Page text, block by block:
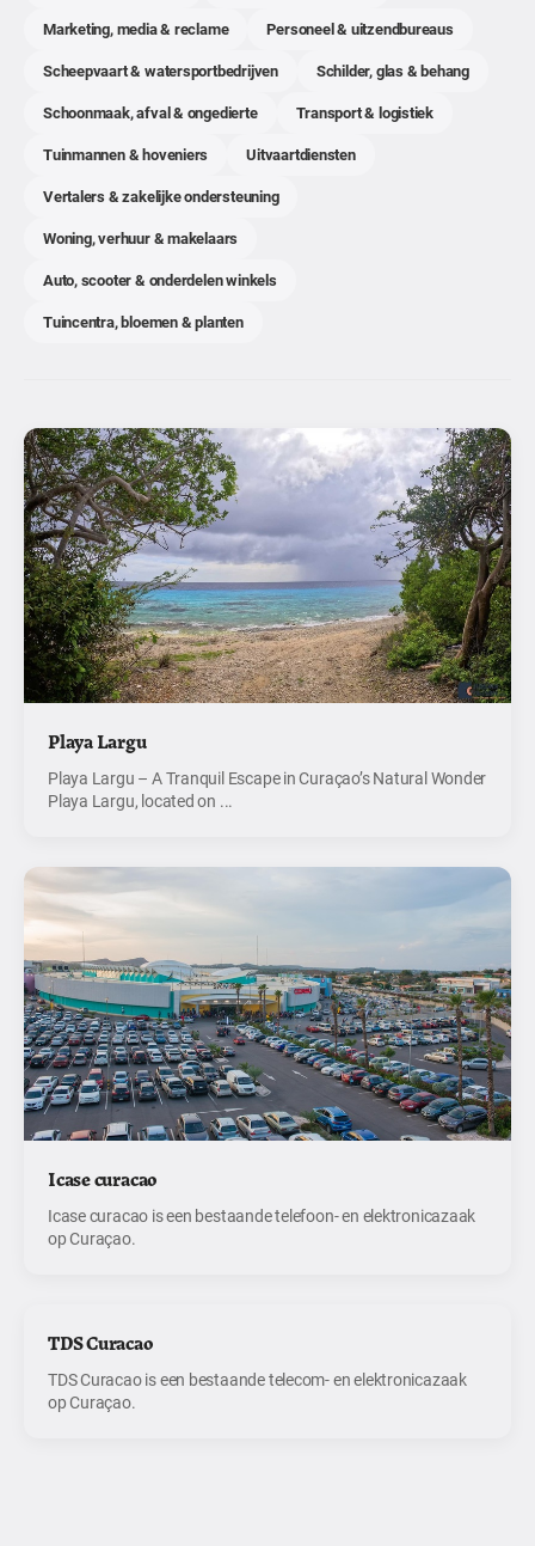
Marketing, media & reclame
Personeel & uitzendbureaus
Scheepvaart & watersportbedrijven
Schilder, glas & behang
Schoonmaak, afval & ongedierte
Transport & logistiek
Tuinmannen & hoveniers
Uitvaartdiensten
Vertalers & zakelijke ondersteuning
Woning, verhuur & makelaars
Auto, scooter & onderdelen winkels
Tuincentra, bloemen & planten
Playa Largu
Playa Largu – A Tranquil Escape in Curaçao’s Natural Wonder
Playa Largu, located on ...
Icase curacao
Icase curacao is een bestaande telefoon- en elektronicazaak
op Curaçao.
TDS Curacao
TDS Curacao is een bestaande telecom- en elektronicazaak
op Curaçao.